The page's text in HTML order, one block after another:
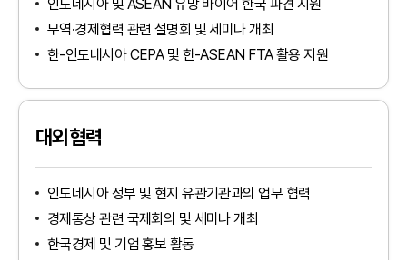
인도네시아 및 ASEAN 유망 바이어 한국 파견 지원
무역·경제협력 관련 설명회 및 세미나 개최
한-인도네시아 CEPA 및 한-ASEAN FTA 활용 지원
대외협력
인도네시아 정부 및 현지 유관기관과의 업무 협력
경제통상 관련 국제회의 및 세미나 개최
한국경제 및 기업 홍보 활동